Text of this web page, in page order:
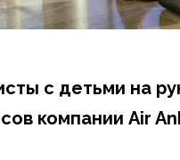
с детьми на
компании Air